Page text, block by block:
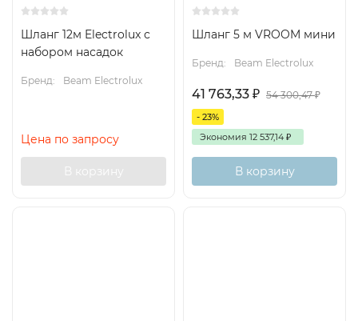
Шланг 12м Electrolux с
набором насадок
Бренд: Beam Electrolux
Цена по запросу
В корзину
Шланг 5 м VROOM мини
Бренд: Beam Electrolux
41 763,33 ₽ 54 300,47₽
- 23%
Экономия 12 537,14 ₽
В корзину